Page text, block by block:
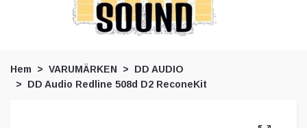
Hem VARUMÄRKEN
DD AUDIO
DD Audio Redline 508d D2 ReconeKit